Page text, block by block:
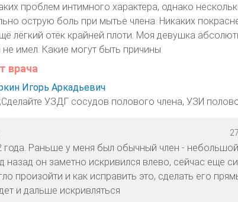
проблем интимного характера, однако
острую боль при мытье члена. Никаких
лёгкий отёк крайней плоти. Моя девушка
имел. Какие могут быть причины
врача
Игорь Аркадьевич
УЗДГ сосудов полового члена, УЗИ
года. Раньше у меня был обычный член -
назад он заметно искривился влево, сейчас еще
произойти и как исправить это, сделать его
и дальше искривляться